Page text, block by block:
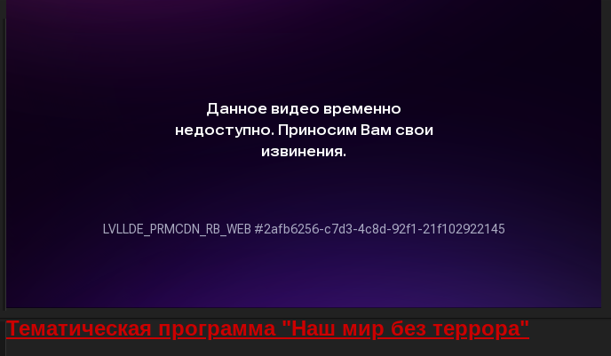
Тематическая программа "Наш мир без террора"